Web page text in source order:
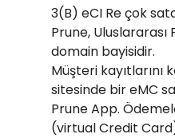
3(B) eCI Re çok
Prune,
domain bayisidir.
Müşteri kayıtlarını
sitesinde bir eMC
Prune App.
(virtual Credit